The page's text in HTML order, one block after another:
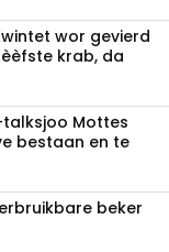
wor gevierd
krab, da
Mottes
bestaan en te
beker